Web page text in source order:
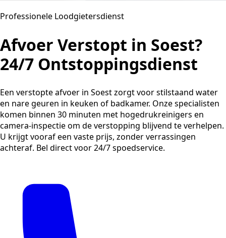
Professionele Loodgietersdienst
Afvoer Verstopt in Soest?
24/7 Ontstoppingsdienst
Een verstopte afvoer in Soest zorgt voor stilstaand water
en nare geuren in keuken of badkamer. Onze specialisten
komen binnen 30 minuten met hogedrukreinigers en
camera-inspectie om de verstopping blijvend te verhelpen.
U krijgt vooraf een vaste prijs, zonder verrassingen
achteraf. Bel direct voor 24/7 spoedservice.